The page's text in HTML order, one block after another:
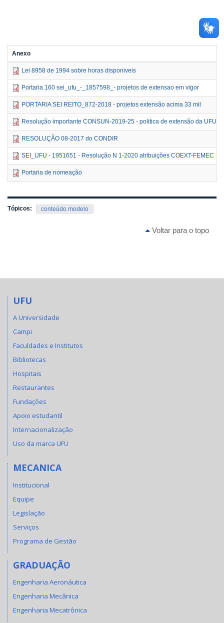
Anexo
Lei 8958 de 1994 sobre horas disponiveis
Portaria 160 sei_ufu_-_1857598_- projetos de extensao em vigor
PORTARIA SEI REITO_872-2018 - projetos extensão acima 33 mil
Resolução importante CONSUN-2019-25 - politica de extensão da UFU
RESOLUÇÃO 08-2017 do CONDIR
SEI_UFU - 1951651 - Resolução N 1-2020 atribuições COEXT-FEMEC
Portaria de nomeação
Tópicos: conteúdo modelo
Voltar para o topo
UFU
A Universidade
Campi
Faculdades e Institutos
Bibliotecas
Hospitais
Restaurantes
Fundações
Apoio estudantil
Internacionalização
Uso da marca UFU
MECANICA
Institucional
Equipe
Legislação
Serviços
Programa de Gestão
GRADUAÇÃO
Engenharia Aeronáutica
Engenharia Mecânica
Engenharia Mecatrônica